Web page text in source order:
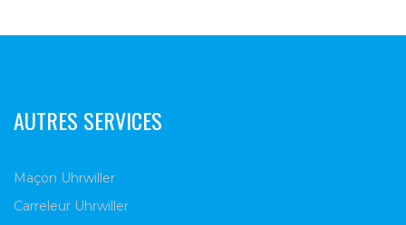
AUTRES SERVICES
Maçon Uhrwiller
Carreleur Uhrwiller